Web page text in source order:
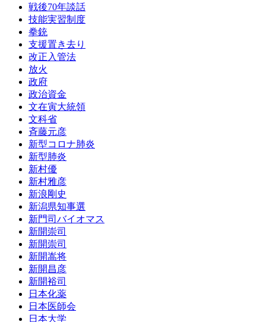
戦後70年談話
技能実習制度
拳銃
支援置き去り
改正入管法
放火
政府
政治資金
文在寅大統領
文科省
斉藤元彦
新型コロナ肺炎
新型肺炎
新村優
新村雅彦
新浪剛史
新潟県知事選
新門司バイオマス
新開崇司
新開崇司
新開嵩将
新開昌彦
新開裕司
日本化薬
日本医師会
日本大学